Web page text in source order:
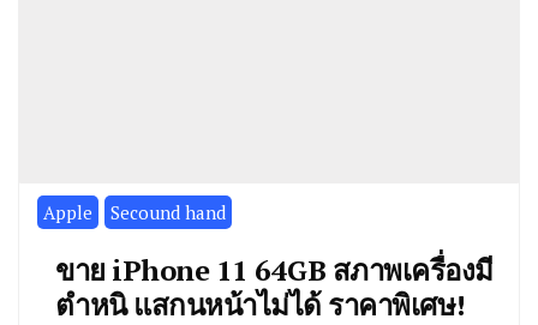
Apple Secound hand
ขาย iPhone 11 64GB สภาพเครื่องมี
ตำหนิ แสกนหน้าไม่ได้ ราคาพิเศษ!